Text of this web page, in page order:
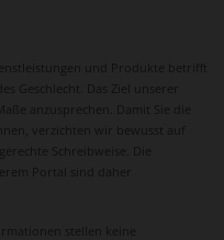
und Produkte betrifft
Geschlecht. Das Ziel unserer
anzusprechen. Damit Sie die
verzichten wir bewusst auf
Schreibweise. Die
Portal sind daher
stellen keine